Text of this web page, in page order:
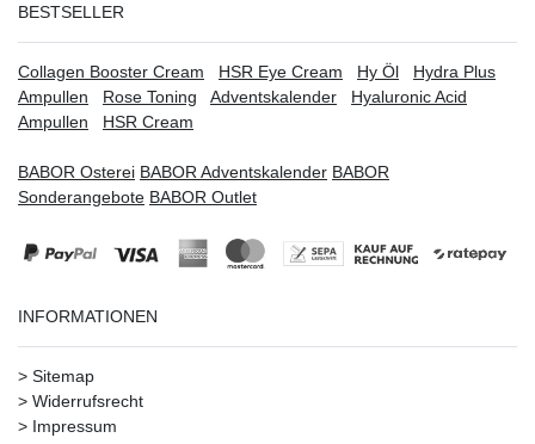
BESTSELLER
Collagen Booster Cream HSR Eye Cream Hy Öl
Hydra Plus
Ampullen
Rose Toning Adventskalender
Hyaluronic Acid
Ampullen
HSR Cream
BABOR Osterei BABOR Adventskalender BABOR
Sonderangebote BABOR Outlet
INFORMATIONEN
> Sitemap
> Widerrufsrecht
> Impressum